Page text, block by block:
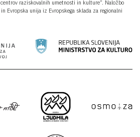
raziskovalnih umetnosti in kulture”. Naložbo
Evropska unija iz Evropskega sklada za regionalni